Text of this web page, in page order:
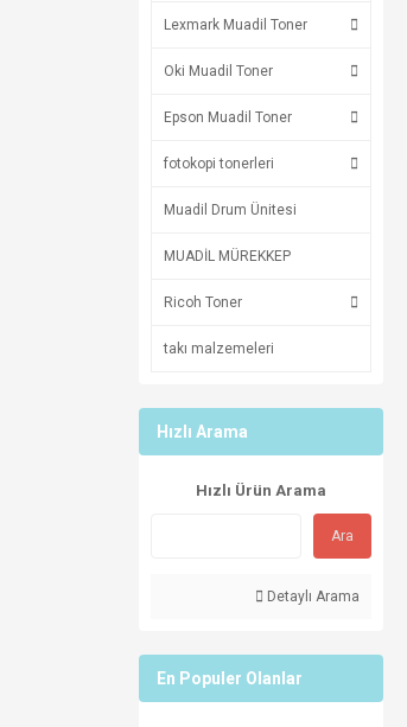
Lexmark Muadil Toner
Oki Muadil Toner
Epson Muadil Toner
fotokopi tonerleri
Muadil Drum Ünitesi
MUADİL MÜREKKEP
Ricoh Toner
takı malzemeleri
Hızlı Arama
Hızlı Ürün Arama
Ara
Detaylı Arama
En Populer Olanlar